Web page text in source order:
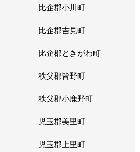
比企郡小川町
比企郡吉見町
比企郡ときがわ町
秩父郡皆野町
秩父郡小鹿野町
児玉郡美里町
児玉郡上里町